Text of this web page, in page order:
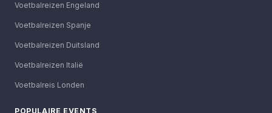
Voetbalreizen Engeland
Voetbalreizen Spanje
Voetbalreizen Duitsland
Voetbalreizen Italië
Voetbalreis Londen
POPULAIRE EVENTS